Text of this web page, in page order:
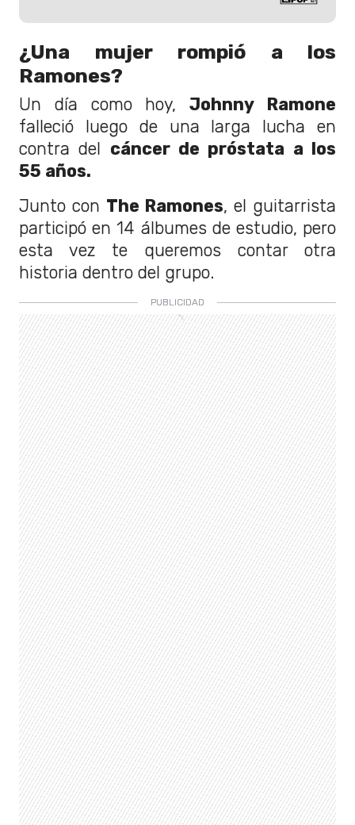
¿Una mujer rompió a los
Ramones?
Un día como hoy,Johnny Ramone
falleció luego de una larga lucha en
contra del cáncer de próstata a los
55 años.
Junto con The Ramones, el guitarrista
participó en 14 álbumes de estudio, pero
esta vez te queremos contar otra
historia dentro del grupo.